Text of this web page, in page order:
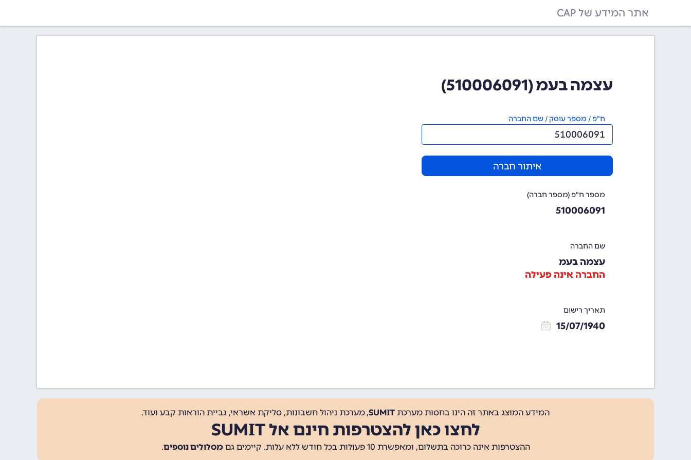
אתר המידע של CAP
עצמה בעמ (510006091)
ח"פ / מספר עוסק / שם החברה
איתור חברה
מספר ח"פ (מספר חברה)
510006091
שם החברה
עצמה בעמ
החברה אינה פעילה
תאריך רישום
15/07/1940
המידע המוצג באתר זה הינו בחסות מערכת SUMIT, מערכת ניהול חשבונות, סליקת אשראי, גביית הוראות קבע ועוד.
לחצו כאן להצטרפות חינם אל SUMIT
ההצטרפות אינה כרוכה בתשלום, ומאפשרת 10 פעולות בכל חודש ללא עלות. קיימים גם מסלולים נוספים.